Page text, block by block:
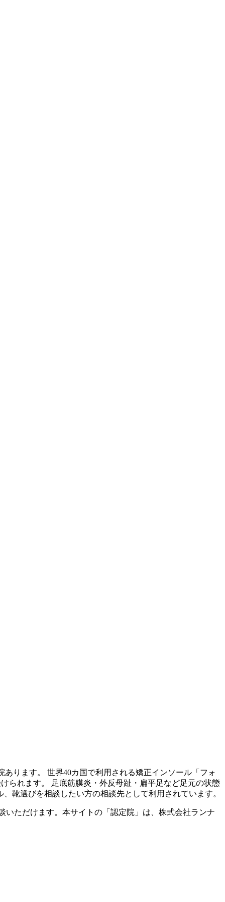
あります。 世界40カ国で利用される矯正インソール「フォ
られます。 足底筋膜炎・外反母趾・扁平足など足元の状態
靴選びを相談したい方の相談先として利用されています。
ただけます。本サイトの「認定院」は、株式会社ランナ